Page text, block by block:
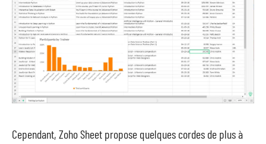
Cependant, Zoho Sheet propose quelques cordes de plus à